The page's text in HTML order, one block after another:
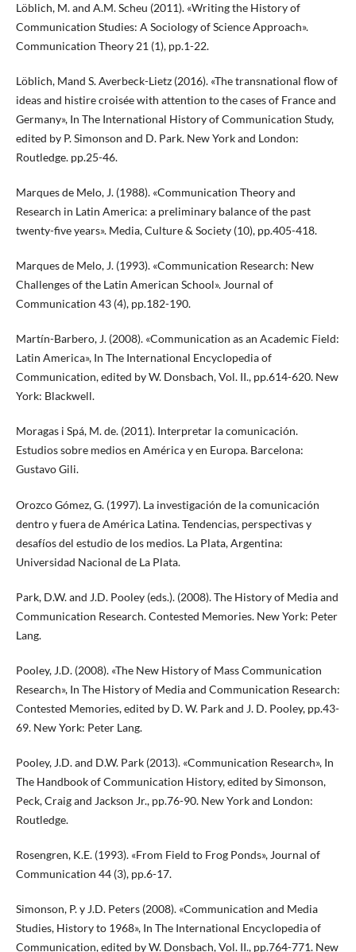
Löblich, M. and A.M. Scheu (2011). «Writing the History of
Communication Studies: A Sociology of Science Approach».
Communication Theory 21 (1), pp.1-22.
Löblich, Mand S. Averbeck-Lietz (2016). «The transnational flow of
ideas and histire croisée with attention to the cases of France and
Germany», In The International History of Communication Study,
edited by P. Simonson and D. Park. New York and London:
Routledge. pp.25-46.
Marques de Melo, J. (1988). «Communication Theory and
Research in Latin America: a preliminary balance of the past
twenty-five years». Media, Culture & Society (10), pp.405-418.
Marques de Melo, J. (1993). «Communication Research: New
Challenges of the Latin American School». Journal of
Communication 43 (4), pp.182-190.
Martín-Barbero, J. (2008). «Communication as an Academic Field:
Latin America», In The International Encyclopedia of
Communication, edited by W. Donsbach, Vol. II., pp.614-620. New
York: Blackwell.
Moragas i Spá, M. de. (2011). Interpretar la comunicación.
Estudios sobre medios en América y en Europa. Barcelona:
Gustavo Gili.
Orozco Gómez, G. (1997). La investigación de la comunicación
dentro y fuera de América Latina. Tendencias, perspectivas y
desafíos del estudio de los medios. La Plata, Argentina:
Universidad Nacional de La Plata.
Park, D.W. and J.D. Pooley (eds.). (2008). The History of Media and
Communication Research. Contested Memories. New York: Peter
Lang.
Pooley, J.D. (2008). «The New History of Mass Communication
Research», In The History of Media and Communication Research:
Contested Memories, edited by D. W. Park and J. D. Pooley, pp.43-
69. New York: Peter Lang.
Pooley, J.D. and D.W. Park (2013). «Communication Research», In
The Handbook of Communication History, edited by Simonson,
Peck, Craig and Jackson Jr., pp.76-90. New York and London:
Routledge.
Rosengren, K.E. (1993). «From Field to Frog Ponds», Journal of
Communication 44 (3), pp.6-17.
Simonson, P. y J.D. Peters (2008). «Communication and Media
Studies, History to 1968», In The International Encyclopedia of
Communication, edited by W. Donsbach, Vol. II., pp.764-771. New